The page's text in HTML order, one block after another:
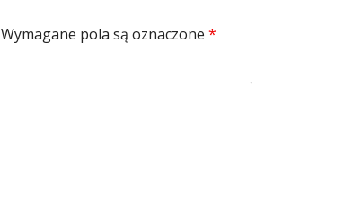
Wymagane pola są oznaczone *